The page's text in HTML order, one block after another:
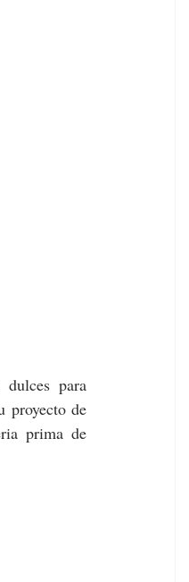
para
proyecto de
prima de